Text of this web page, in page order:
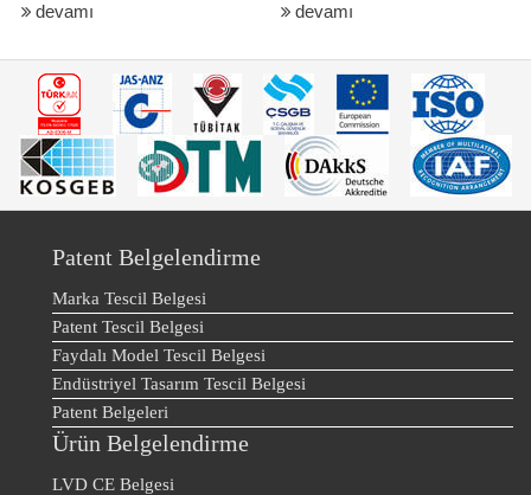
devamı
devamı
Patent Belgelendirme
Marka Tescil Belgesi
Patent Tescil Belgesi
Faydalı Model Tescil Belgesi
Endüstriyel Tasarım Tescil Belgesi
Patent Belgeleri
Ürün Belgelendirme
LVD CE Belgesi